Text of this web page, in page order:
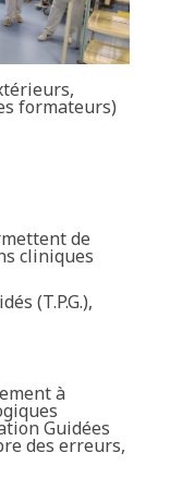
formateurs)
de
cliniques
(T.P.G.),
à
Guidées
des erreurs,